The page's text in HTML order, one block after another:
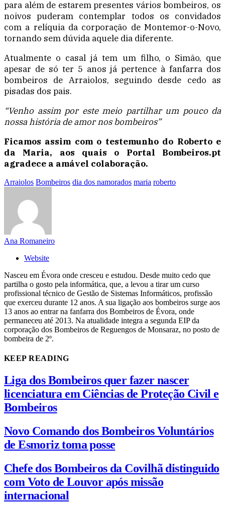
para além de estarem presentes vários bombeiros, os
noivos puderam contemplar todos os convidados
com a relíquia da corporação de Montemor-o-Novo,
tornando sem dúvida aquele dia diferente.
Atualmente o casal já tem um filho, o Simão, que
apesar de só ter 5 anos já pertence à fanfarra dos
bombeiros de Arraiolos, seguindo desde cedo as
pisadas dos pais.
“Venho assim por este meio partilhar um pouco da
nossa história de amor nos bombeiros”
Ficamos assim com o testemunho do Roberto e
da Maria, aos quais o Portal Bombeiros.pt
agradece a amável colaboração.
Arraiolos Bombeiros dia dos namorados maria roberto
Ana Romaneiro
Website
Nasceu em Évora onde cresceu e estudou. Desde muito cedo que
partilha o gosto pela informática, que, a levou a tirar um curso
profissional técnico de Gestão de Sistemas Informáticos, profissão
que exerceu durante 12 anos. A sua ligação aos bombeiros surge aos
13 anos ao entrar na fanfarra dos Bombeiros de Évora, onde
permaneceu até 2013. Na atualidade integra a segunda EIP da
corporação dos Bombeiros de Reguengos de Monsaraz, no posto de
bombeira de 2º.
KEEP READING
Liga dos Bombeiros quer fazer nascer
licenciatura em Ciências de Proteção Civil e
Bombeiros
Novo Comando dos Bombeiros Voluntários
de Esmoriz toma posse
Chefe dos Bombeiros da Covilhã distinguido
com Voto de Louvor após missão
internacional